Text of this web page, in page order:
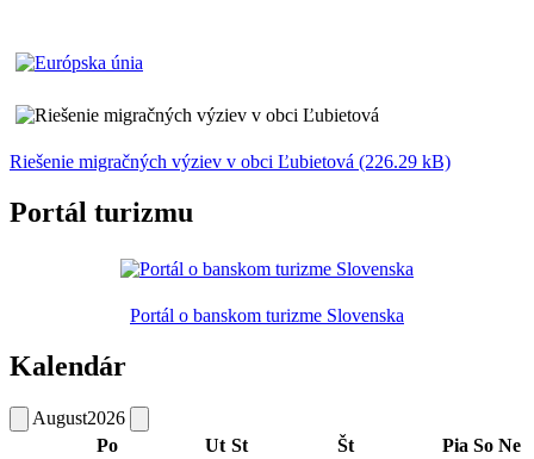
Riešenie migračných výziev v obci Ľubietová (226.29 kB)
Portál turizmu
Portál o banskom turizme Slovenska
Kalendár
August2026
Po
Ut St Št Pia So Ne